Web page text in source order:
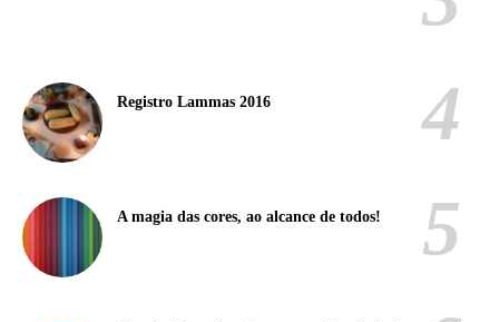
Registro Lammas 2016
A magia das cores, ao alcance de todos!